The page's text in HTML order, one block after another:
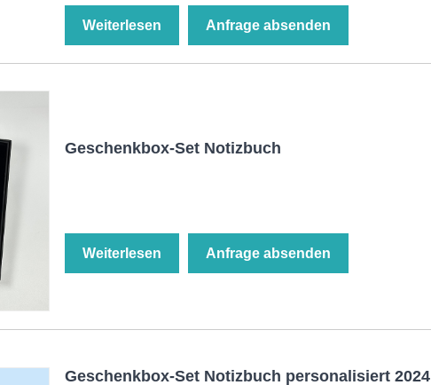
Weiterlesen Anfrage absenden
Geschenkbox-Set Notizbuch
Weiterlesen Anfrage absenden
Geschenkbox-Set Notizbuch personalisiert 2024